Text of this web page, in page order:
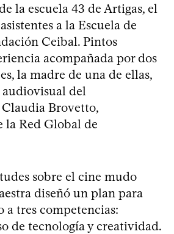
la escuela 43 de Artigas, el
a la Escuela de
Ceibal. Pintos
acompañada por dos
la madre de una de ellas,
del
Brovetto,
la Red Global de
sobre el cine mudo
diseñó un plan para
a tres competencias:
de tecnología y creatividad.